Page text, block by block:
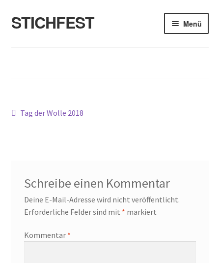
Zur
Navigation
Zum
Inhalt
STICHFEST Menü
Beitragsnavigation
Vorheriger
Tag der Wolle 2018
Schreibe einen Kommentar
Deine E-Mail-Adresse wird nicht veröffentlicht.
Erforderliche Felder sind mit * markiert
Kommentar *